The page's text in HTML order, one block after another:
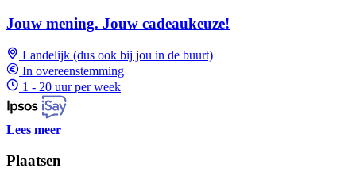
Jouw mening. Jouw cadeaukeuze!
Landelijk (dus ook bij jou in de buurt)
In overeenstemming
1 - 20 uur per week
Lees meer
Plaatsen